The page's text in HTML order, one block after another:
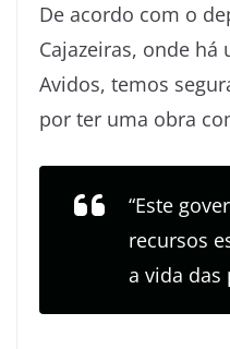
De acordo com o
Cajazeiras, onde há
Avidos, temos
por ter uma obra
“Este
recursos
a vida das